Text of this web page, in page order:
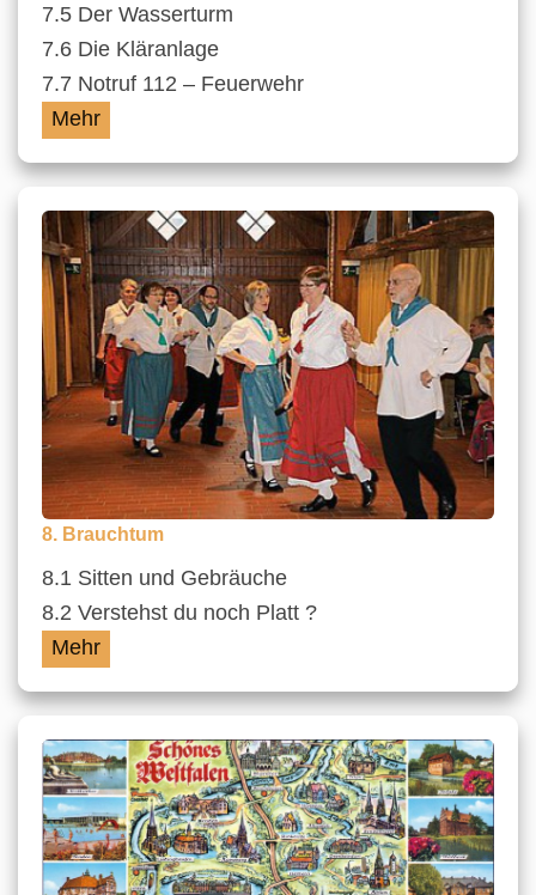
7.5 Der Wasserturm
7.6 Die Kläranlage
7.7 Notruf 112 – Feuerwehr
Mehr
8. Brauchtum
8.1 Sitten und Gebräuche
8.2 Verstehst du noch Platt ?
Mehr